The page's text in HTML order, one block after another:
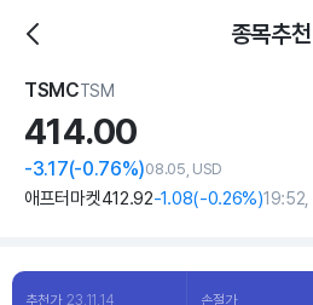
종목추천
TSMCTSM
414.00
-3.17(-0.76%)08.05, USD
애프터마켓412.92-1.08(-0.26%)19:52,
추천가 23.11.14 손절가